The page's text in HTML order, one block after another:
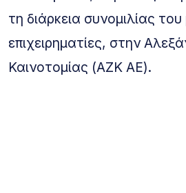
τη διάρκεια συνομιλίας
επιχειρηματίες, στην
Καινοτομίας (ΑΖΚ ΑΕ).